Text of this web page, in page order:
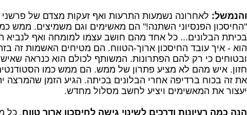
והנמשל: לאחרונה נשמעות התרעות ואף זעקות מצדם של
"החיסכון הפנסיוני השתנה!" הם מאשימים וגם משמיצים. ממש
בכיתת הבלונים... כל אחד מהם חושב עצמו למומחה ואף לנביא
הוא - איך עובד החיסכון ארוך-הטווח. הם מטיחים האשמות זה
ובטוחים כי רק להם הפתרונות. המשותף לכולם הוא כנראה
חזון. איש מהם לא מציע פתרון של ממש. הם ממש כמו
את זה בכוח ברדיפה אחרי הבלונים בכיתה. הגיע הזמן שהמרצה
יעצור את המאשימים ויציע לחשב מסלול מחדש.
הנה כמה רעיונות ודרכים לשינוי גישה לחיסכון ארוך טווח. כל